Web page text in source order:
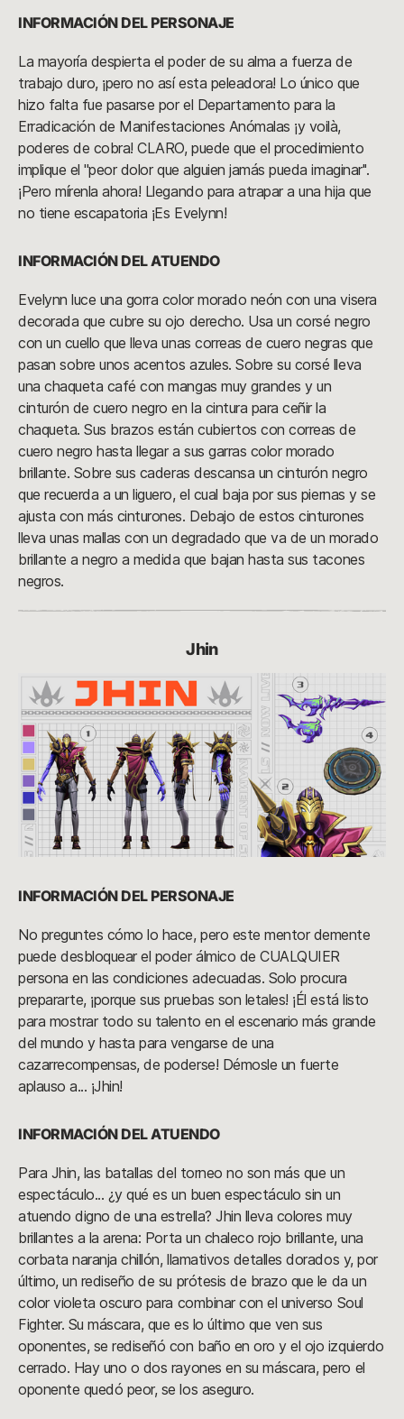
INFORMACIÓN DEL PERSONAJE
La mayoría despierta el poder de su alma a fuerza de
trabajo duro, ¡pero no así esta peleadora! Lo único que
hizo falta fue pasarse por el Departamento para la
Erradicación de Manifestaciones Anómalas ¡y voilà,
poderes de cobra! CLARO, puede que el procedimiento
implique el ''peor dolor que alguien jamás pueda imaginar''.
¡Pero mírenla ahora! Llegando para atrapar a una hija que
no tiene escapatoria ¡Es Evelynn!
INFORMACIÓN DEL ATUENDO
Evelynn luce una gorra color morado neón con una visera
decorada que cubre su ojo derecho. Usa un corsé negro
con un cuello que lleva unas correas de cuero negras que
pasan sobre unos acentos azules. Sobre su corsé lleva
una chaqueta café con mangas muy grandes y un
cinturón de cuero negro en la cintura para ceñir la
chaqueta. Sus brazos están cubiertos con correas de
cuero negro hasta llegar a sus garras color morado
brillante. Sobre sus caderas descansa un cinturón negro
que recuerda a un liguero, el cual baja por sus piernas y se
ajusta con más cinturones. Debajo de estos cinturones
lleva unas mallas con un degradado que va de un morado
brillante a negro a medida que bajan hasta sus tacones
negros.
Jhin
INFORMACIÓN DEL PERSONAJE
No preguntes cómo lo hace, pero este mentor demente
puede desbloquear el poder álmico de CUALQUIER
persona en las condiciones adecuadas. Solo procura
prepararte, ¡porque sus pruebas son letales! ¡Él está listo
para mostrar todo su talento en el escenario más grande
del mundo y hasta para vengarse de una
cazarrecompensas, de poderse! Démosle un fuerte
aplauso a... ¡Jhin!
INFORMACIÓN DEL ATUENDO
Para Jhin, las batallas del torneo no son más que un
espectáculo... ¿y qué es un buen espectáculo sin un
atuendo digno de una estrella? Jhin lleva colores muy
brillantes a la arena: Porta un chaleco rojo brillante, una
corbata naranja chillón, llamativos detalles dorados y, por
último, un rediseño de su prótesis de brazo que le da un
color violeta oscuro para combinar con el universo Soul
Fighter. Su máscara, que es lo último que ven sus
oponentes, se rediseñó con baño en oro y el ojo izquierdo
cerrado. Hay uno o dos rayones en su máscara, pero el
oponente quedó peor, se los aseguro.